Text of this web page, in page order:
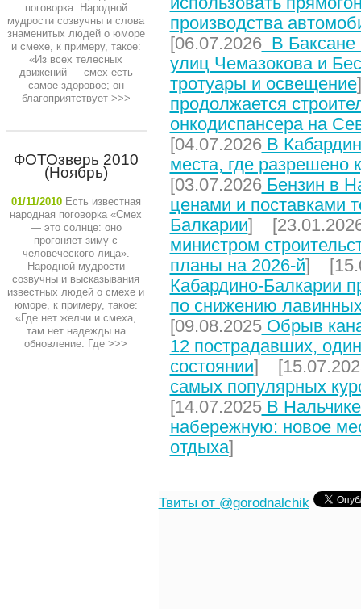
поговорка. Народной
мудрости созвучны и слова
знаменитых людей о юморе
и смехе, к примеру, такое:
«Из всех телесных
движений — смех есть
самое здоровое; он
благоприятствует>>>
ФОТОзверь 2010
(Ноябрь)
01/11/2010 Есть известная
народная поговорка «Смех
— это солнце: оно
прогоняет зиму с
человеческого лица».
Народной мудрости
созвучны и высказывания
известных людей о смехе и
юморе, к примеру, такое:
«Где нет желчи и смеха,
там нет надежды на
обновление. Где >>>
производства
[06.07.2026В Баксане
улиц Чемазокова и
тротуары и освещение
продолжается
онкодиспансера на
[04.07.2026В
места, где разрешено
[03.07.2026Бензин в
ценами и поставками
Балкарии]
министром
планы на 2026-й]
Кабардино-Балкарии
по снижению
[09.08.2025Обрыв
12 пострадавших,
состоянии]
самых популярных
[14.07.2025В
набережную: новое
отдыха]
Твиты от @gorodnalchik